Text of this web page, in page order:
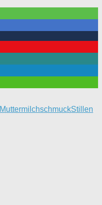
MuttermilchschmuckStillen